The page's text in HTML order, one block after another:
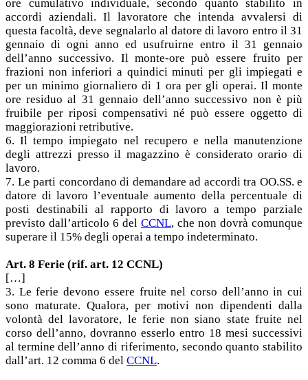
ore cumulativo individuale, secondo quanto stabilito in
accordi aziendali. Il lavoratore che intenda avvalersi di
questa facoltà, deve segnalarlo al datore di lavoro entro il 31
gennaio di ogni anno ed usufruirne entro il 31 gennaio
dell’anno successivo. Il monte-ore può essere fruito per
frazioni non inferiori a quindici minuti per gli impiegati e
per un minimo giornaliero di 1 ora per gli operai. Il monte
ore residuo al 31 gennaio dell’anno successivo non è più
fruibile per riposi compensativi né può essere oggetto di
maggiorazioni retributive.
6. Il tempo impiegato nel recupero e nella manutenzione
degli attrezzi presso il magazzino è considerato orario di
lavoro.
7. Le parti concordano di demandare ad accordi tra OO.SS. e
datore di lavoro l’eventuale aumento della percentuale di
posti destinabili al rapporto di lavoro a tempo parziale
previsto dall’articolo 6 del CCNL, che non dovrà comunque
superare il 15% degli operai a tempo indeterminato.
Art. 8 Ferie (rif. art. 12 CCNL)
[…]
3. Le ferie devono essere fruite nel corso dell’anno in cui
sono maturate. Qualora, per motivi non dipendenti dalla
volontà del lavoratore, le ferie non siano state fruite nel
corso dell’anno, dovranno esserlo entro 18 mesi successivi
al termine dell’anno di riferimento, secondo quanto stabilito
dall’art. 12 comma 6 del CCNL.